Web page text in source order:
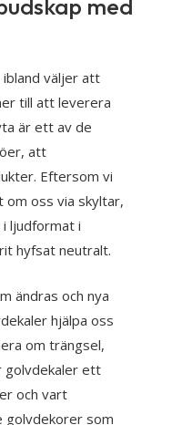
med
ibland väljer att
till att leverera
är ett av de
att
Eftersom vi
om oss via skyltar,
ljudformat i
hyfsat neutralt.
ändras och nya
hjälpa oss
om trängsel,
golvdekaler ett
och vart
golvdekorer som